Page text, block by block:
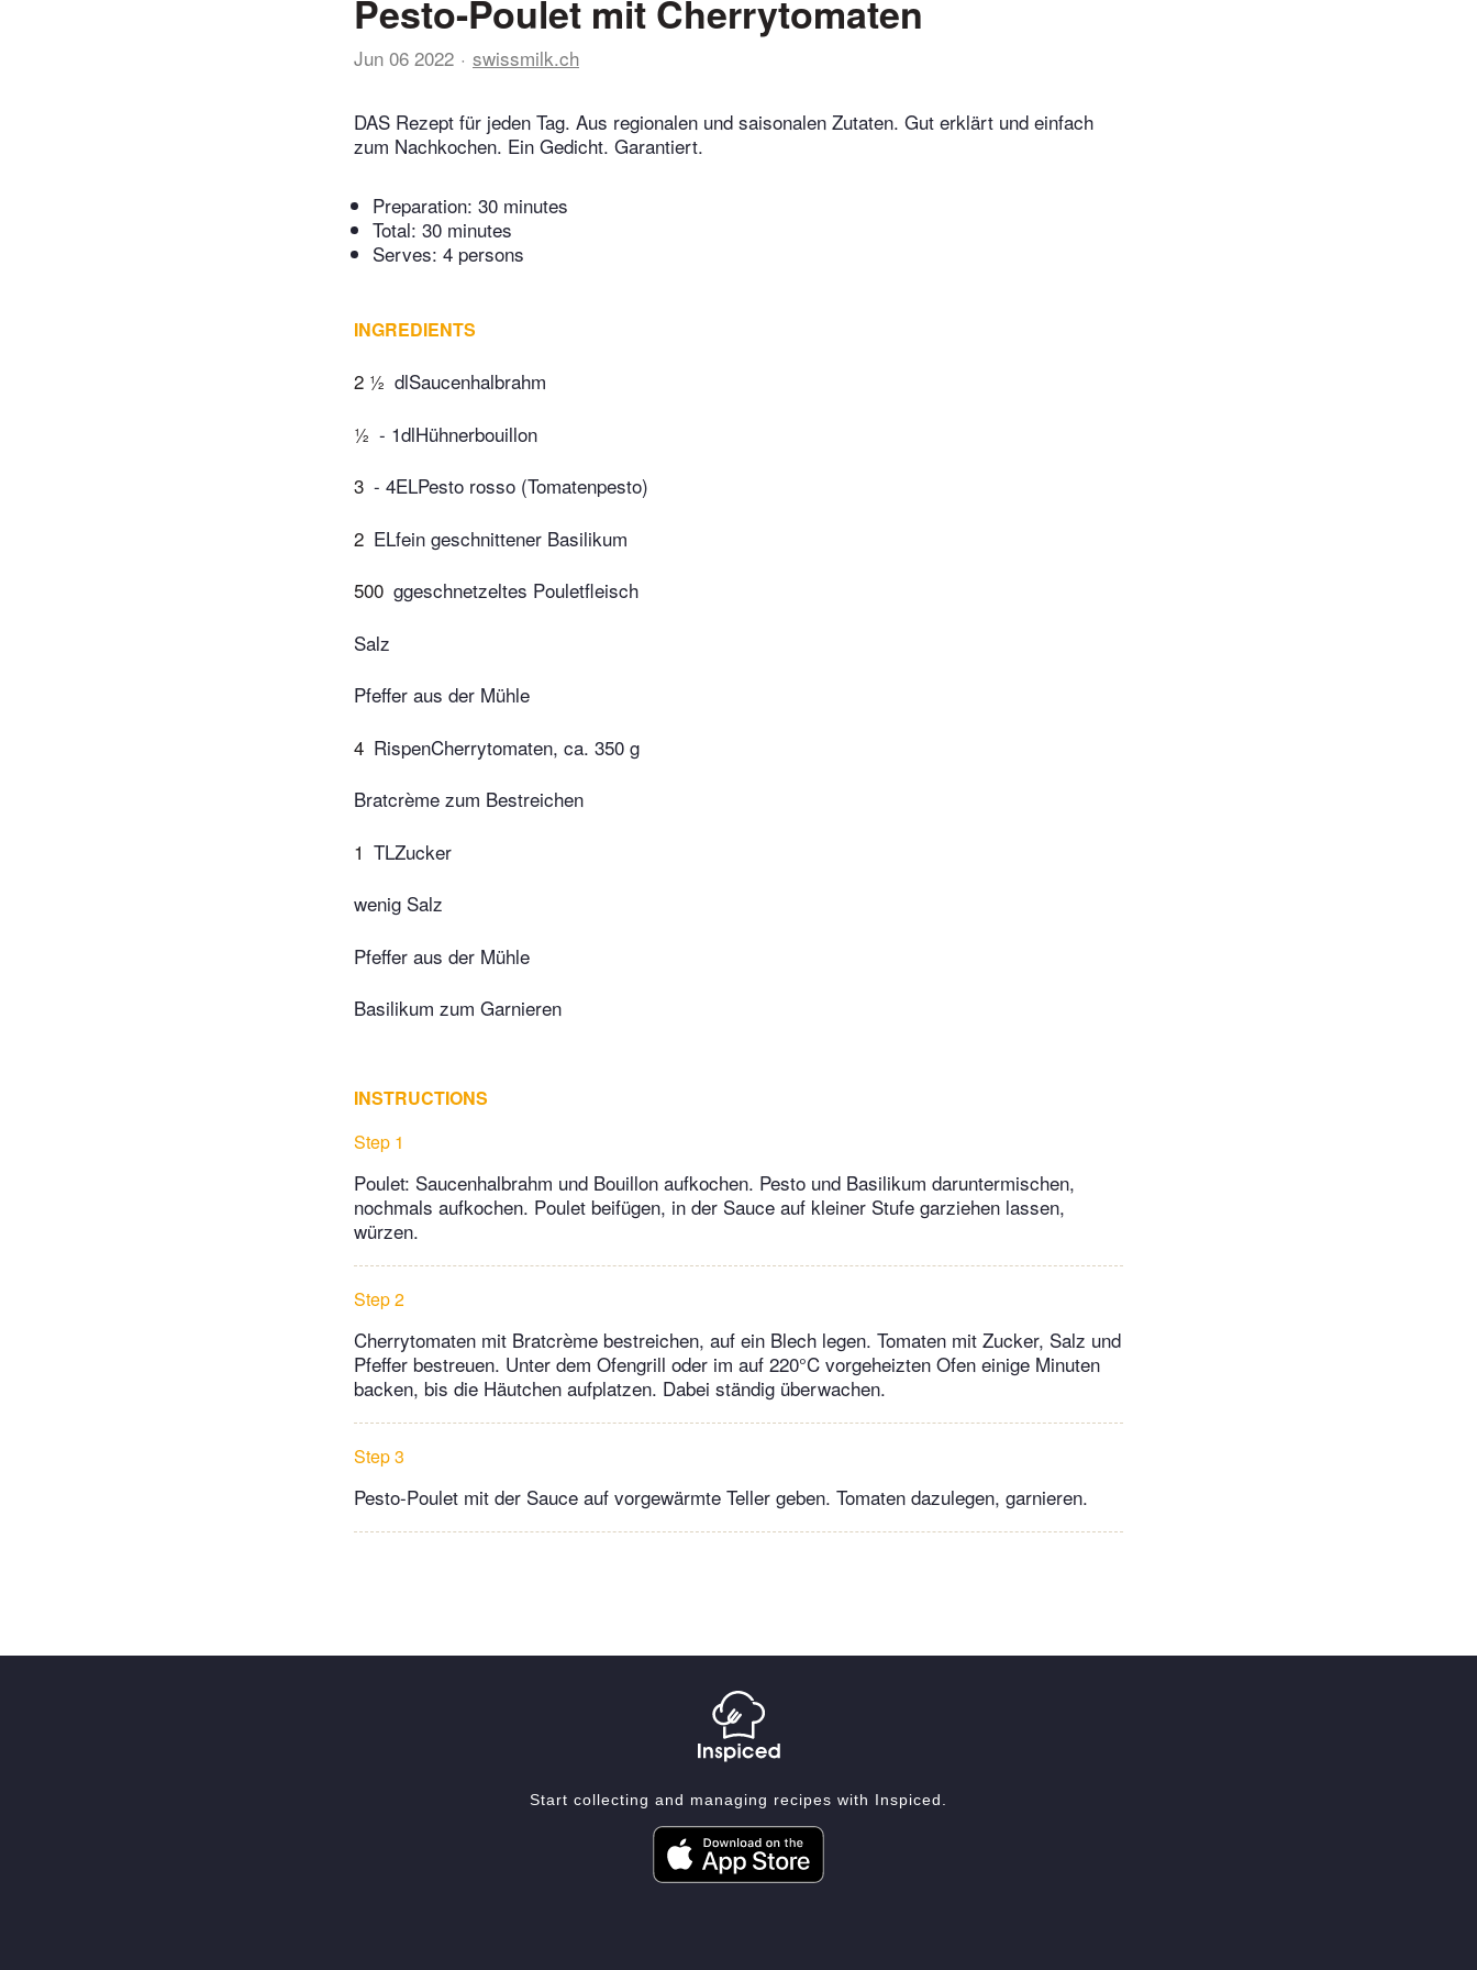
Pesto-Poulet mit Cherrytomaten
Jun 06 2022 swissmilk.ch
DAS Rezept für jeden Tag. Aus regionalen und saisonalen Zutaten. Gut erklärt und einfach
zum Nachkochen. Ein Gedicht. Garantiert.
Preparation: 30 minutes
Total: 30 minutes
Serves: 4 persons
INGREDIENTS
2 ½ dlSaucenhalbrahm
½ - 1dlHühnerbouillon
3 - 4ELPesto rosso (Tomatenpesto)
2 ELfein geschnittener Basilikum
500 ggeschnetzeltes Pouletfleisch
Salz
Pfeffer aus der Mühle
4 RispenCherrytomaten, ca. 350 g
Bratcrème zum Bestreichen
1 TLZucker
wenig Salz
Pfeffer aus der Mühle
Basilikum zum Garnieren
INSTRUCTIONS
Step 1
Poulet: Saucenhalbrahm und Bouillon aufkochen. Pesto und Basilikum daruntermischen,
nochmals aufkochen. Poulet beifügen, in der Sauce auf kleiner Stufe garziehen lassen,
würzen.
Step 2
Cherrytomaten mit Bratcrème bestreichen, auf ein Blech legen. Tomaten mit Zucker, Salz und
Pfeffer bestreuen. Unter dem Ofengrill oder im auf 220°C vorgeheizten Ofen einige Minuten
backen, bis die Häutchen aufplatzen. Dabei ständig überwachen.
Step 3
Pesto-Poulet mit der Sauce auf vorgewärmte Teller geben. Tomaten dazulegen, garnieren.
Start collecting and managing recipes with Inspiced.